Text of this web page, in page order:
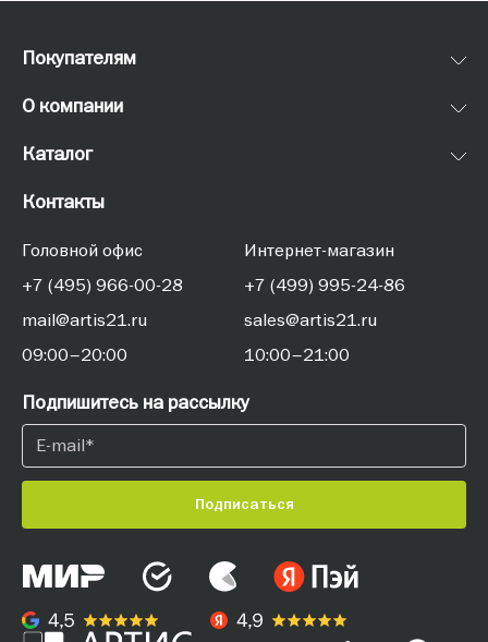
Покупателям
О компании
Каталог
Контакты
Головной офис
+7 (495) 966-00-28
mail@artis21.ru
09:00–20:00
Интернет-магазин
+7 (499) 995-24-86
sales@artis21.ru
10:00–21:00
Подпишитесь на рассылку
Подписаться